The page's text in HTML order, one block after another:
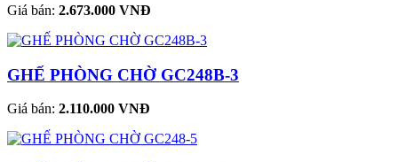
Giá bán: 2.673.000 VNĐ
GHẾ PHÒNG CHỜ GC248B-3
Giá bán: 2.110.000 VNĐ